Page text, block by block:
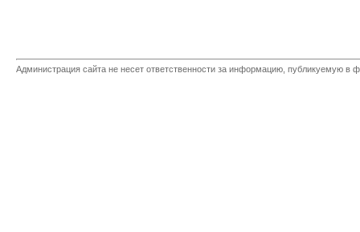
Администрация сайта не несет ответственности за информацию, публикуемую